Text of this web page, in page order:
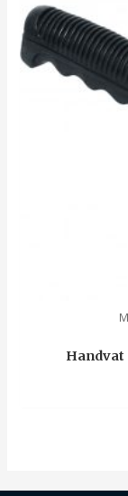
Handvat